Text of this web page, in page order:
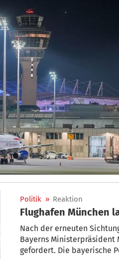
Politik » Reaktion
Flughafen München
Nach der erneuten
Bayerns Ministerpräsident
gefordert. Die bayerische